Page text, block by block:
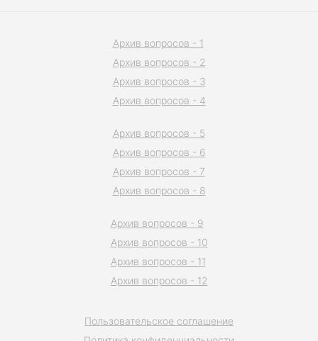
Пользовательское соглашение
Архив вопросов - 1
Архив вопросов - 2
Архив вопросов - 3
Архив вопросов - 4
Архив вопросов - 5
Архив вопросов - 6
Архив вопросов - 7
Архив вопросов - 8
Архив вопросов - 9
Архив вопросов - 10
Архив вопросов - 11
Архив вопросов - 12